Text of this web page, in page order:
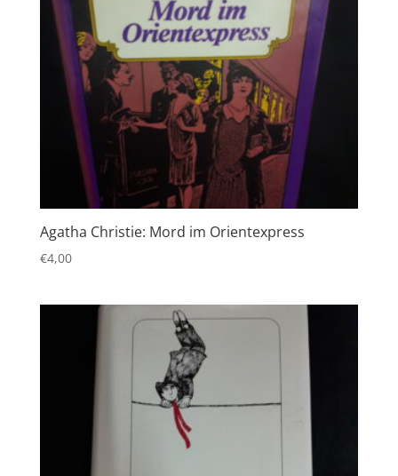
Agatha Christie: Mord im Orientexpress
€4,00